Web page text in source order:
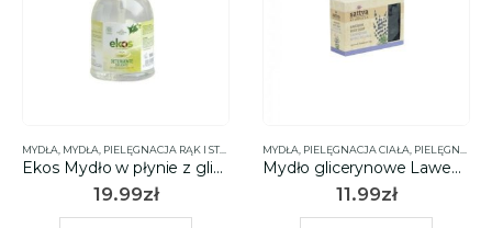
MYDŁA, MYDŁA, PIELĘGNACJA RĄK I STÓP PIELĘGNACJA TWARZY
Ekos Mydło w płynie z glicerynowym ekstraktem z pokrzywy z rolnictwa ekologicznego do rąk i twarzy 500ml – Pierpaoli
19.99zł
MYDŁA, PIELĘGNACJA CIAŁA, PIELĘGNACJA RĄK I STÓP
Mydło glicerynowe Lawendowe 125g – SATTVA AYURVEDA
11.99zł